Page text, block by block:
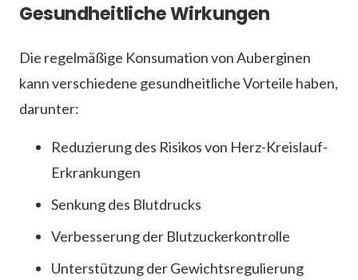
Gesundheitliche Wirkungen
Die regelmäßige Konsumation von Auberginen
kann verschiedene gesundheitliche Vorteile haben,
darunter:
Reduzierung des Risikos von Herz-Kreislauf-
Erkrankungen
Senkung des Blutdrucks
Verbesserung der Blutzuckerkontrolle
Unterstützung der Gewichtsregulierung